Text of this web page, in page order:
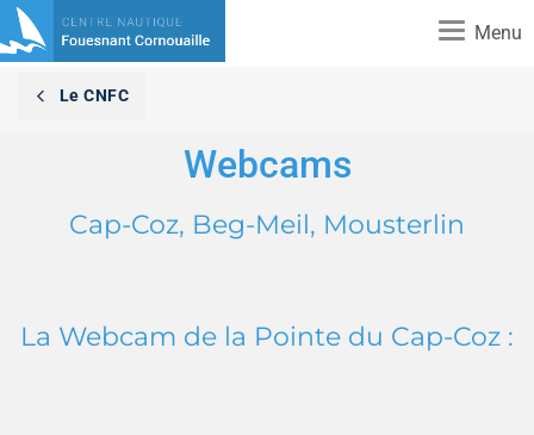
Menu
Toggle
Le CNFC
Webcams
Cap-Coz, Beg-Meil, Mousterlin
La Webcam de la Pointe du Cap-Coz :